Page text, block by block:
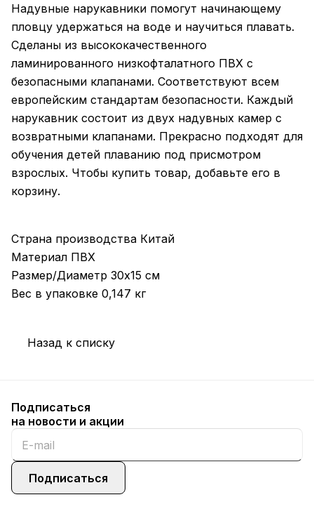
Надувные нарукавники помогут начинающему
пловцу удержаться на воде и научиться плавать.
Сделаны из высококачественного
ламинированного низкофталатного ПВХ с
безопасными клапанами. Соответствуют всем
европейским стандартам безопасности. Каждый
нарукавник состоит из двух надувных камер с
возвратными клапанами. Прекрасно подходят для
обучения детей плаванию под присмотром
взрослых. Чтобы купить товар, добавьте его в
корзину.
Страна производства Китай
Материал ПВХ
Размер/Диаметр 30х15 см
Вес в упаковке 0,147 кг
Назад к списку
Подписаться
на новости и акции
Подписаться